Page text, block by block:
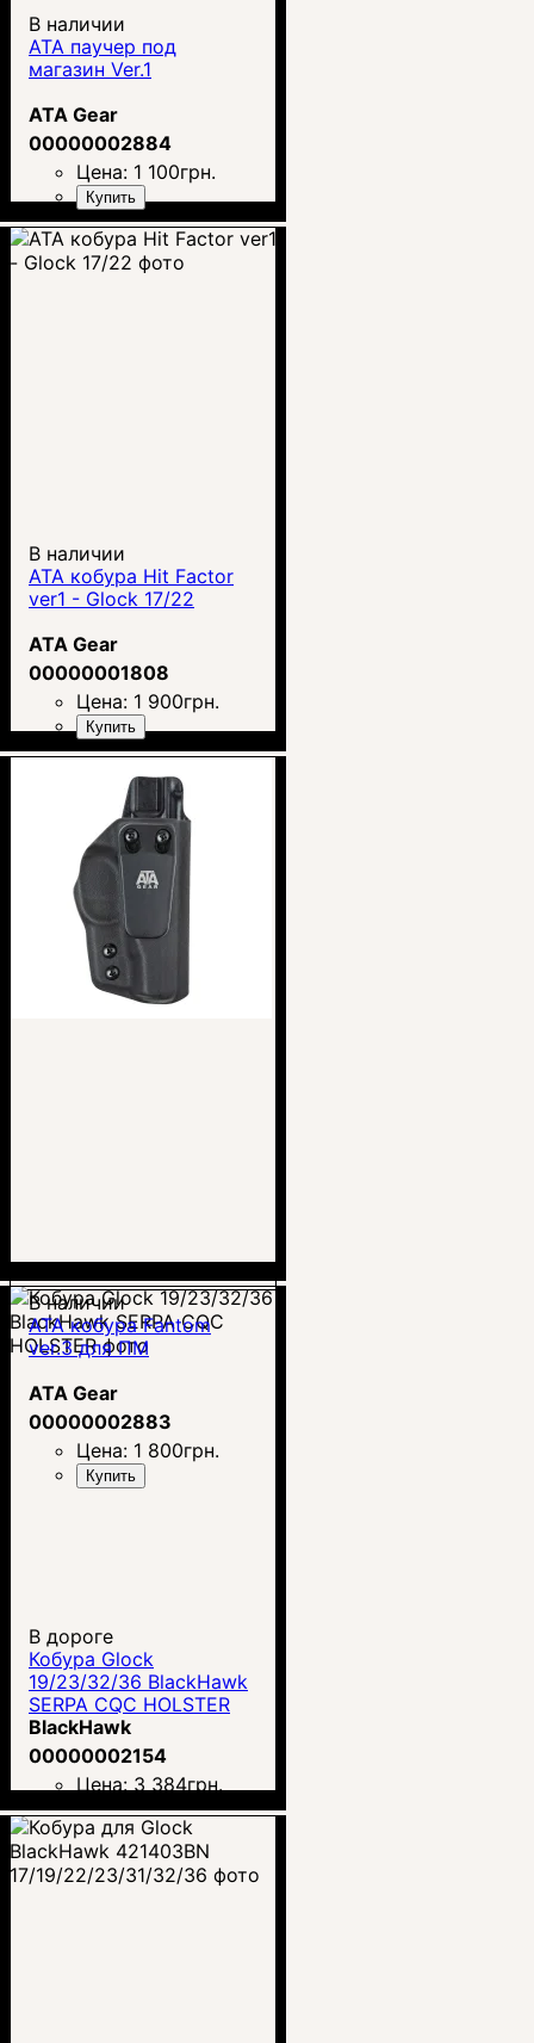
В наличии
ATA паучер под
магазин Ver.1
ATA Gear
00000002884
Цена: 1 100грн.
Купить
В наличии
ATA кобура Hit Factor
ver1 - Glock 17/22
ATA Gear
00000001808
Цена: 1 900грн.
Купить
В наличии
ATA кобура Fantom
ver.3 для ПМ
ATA Gear
00000002883
Цена: 1 800грн.
Купить
В дороге
Кобура Glock
19/23/32/36 BlackHawk
SERPA CQC HOLSTER
BlackHawk
00000002154
Цена: 3 384грн.